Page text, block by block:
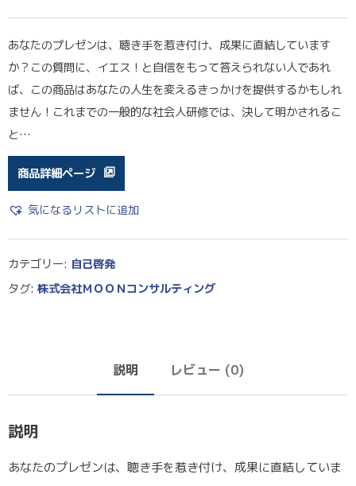
あなたのプレゼンは、聴き手を惹き付け、成果に直結しています
か？この質問に、イエス！と自信をもって答えられない人であれ
ば、この商品はあなたの人生を変えるきっかけを提供するかもしれ
ません！これまでの一般的な社会人研修では、決して明かされるこ
と…
商品詳細ページ
気になるリストに追加
カテゴリー: 自己啓発
タグ: 株式会社ＭＯＯＮコンサルティング
説明 レビュー (0)
説明
あなたのプレゼンは、聴き手を惹き付け、成果に直結していま